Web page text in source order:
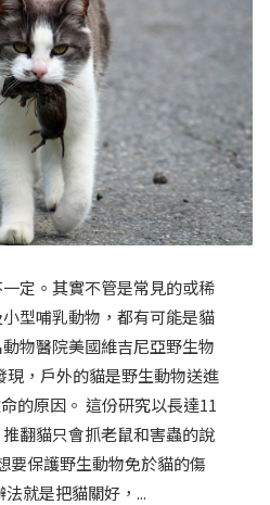
定。其實不管是常見的或稀
型哺乳動物，都有可能是貓
物醫院美國維吉尼亞野生物
現，戶外的貓是野生動物送進
的原因。 這份研究以長達11
翻貓只會抓老鼠和害蟲的說
要保護野生動物免於貓的傷
就是把貓關好，...